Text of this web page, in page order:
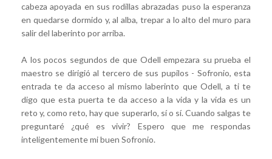
cabeza apoyada en sus rodillas abrazadas puso la esperanza
en quedarse dormido y, al alba, trepar a lo alto del muro para
salir del laberinto por arriba.
A los pocos segundos de que Odell empezara su prueba el
maestro se dirigió al tercero de sus pupilos - Sofronio, esta
entrada te da acceso al mismo laberinto que Odell, a ti te
digo que esta puerta te da acceso a la vida y la vida es un
reto y, como reto, hay que superarlo, sí o sí. Cuando salgas te
preguntaré ¿qué es vivir? Espero que me respondas
inteligentemente mi buen Sofronio.